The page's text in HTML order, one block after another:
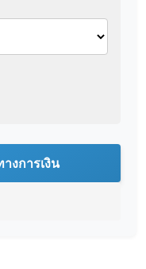
งการเงิน